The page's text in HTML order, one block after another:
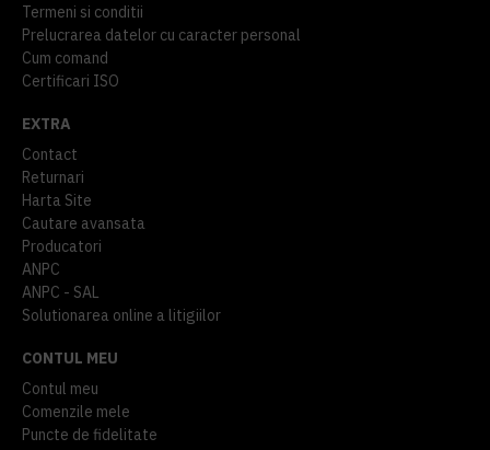
Termeni si conditii
Prelucrarea datelor cu caracter personal
Cum comand
Certificari ISO
EXTRA
Contact
Returnari
Harta Site
Cautare avansata
Producatori
ANPC
ANPC - SAL
Solutionarea online a litigiilor
CONTUL MEU
Contul meu
Comenzile mele
Puncte de fidelitate